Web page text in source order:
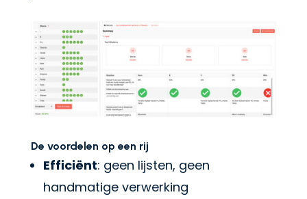
De voordelen op een rij
Efficiënt: geen lijsten, geen
handmatige verwerking